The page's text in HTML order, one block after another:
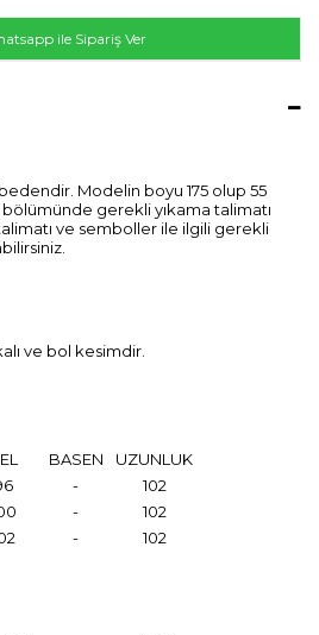
ile Sipariş Ver
Modelin boyu 175 olup 55
gerekli yıkama talimatı
ve semboller ile ilgili gerekli
ve bol kesimdir.
BASEN
UZUNLUK
-
102
-
102
- 102